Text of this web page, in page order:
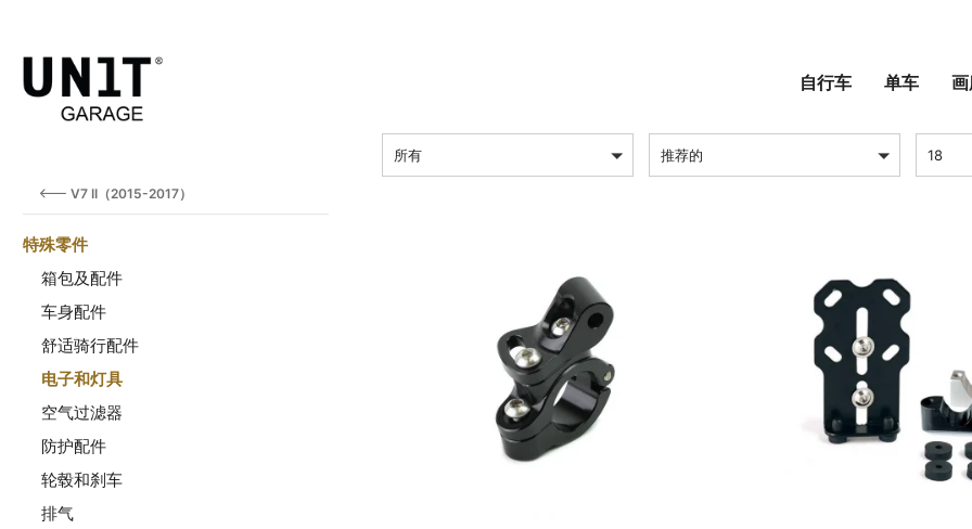
自行车 单车
V7 II（2015-2017）
特殊零件
箱包及配件
车身配件
舒适骑行配件
电子和灯具
空气过滤器
防护配件
轮毂和刹车
排气
所有 推荐的 18